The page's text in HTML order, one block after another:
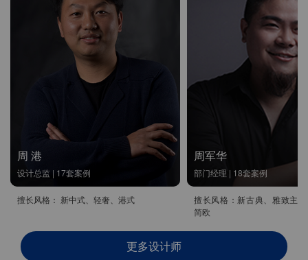
周 港
设计总监 | 17套案例
擅长风格： 新中式、轻奢、港式
周军华
部门经理 | 18套案例
擅长风格：新古典、雅致主
简欧
更多设计师